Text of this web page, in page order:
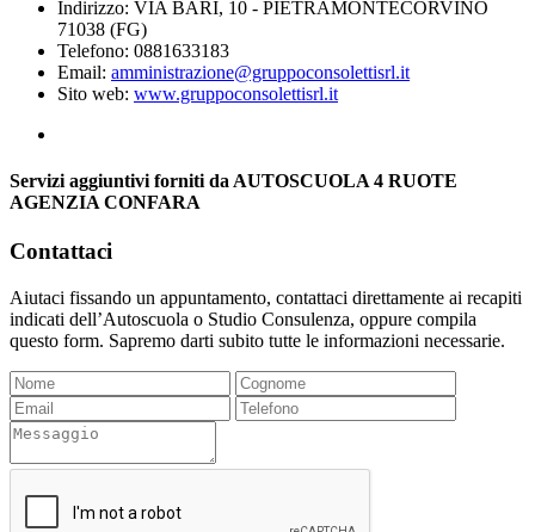
Indirizzo: VIA BARI, 10 - PIETRAMONTECORVINO
71038 (FG)
Telefono: 0881633183
Email: amministrazione@gruppoconsolettisrl.it
Sito web: www.gruppoconsolettisrl.it
Servizi aggiuntivi forniti da AUTOSCUOLA 4 RUOTE
AGENZIA CONFARA
Contattaci
Aiutaci fissando un appuntamento, contattaci direttamente ai recapiti
indicati dell’Autoscuola o Studio Consulenza, oppure compila
questo form. Sapremo darti subito tutte le informazioni necessarie.